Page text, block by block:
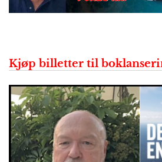
Kjøp billetter til